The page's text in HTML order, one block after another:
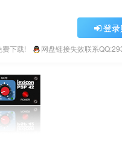
登
下载! 网盘链接失效联系